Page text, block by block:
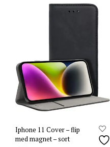
Iphone 11 Cover – flip
med magnet – sort